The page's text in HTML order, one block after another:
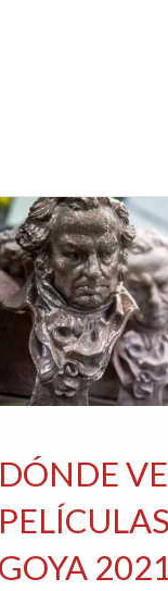
DÓNDE
GOYA